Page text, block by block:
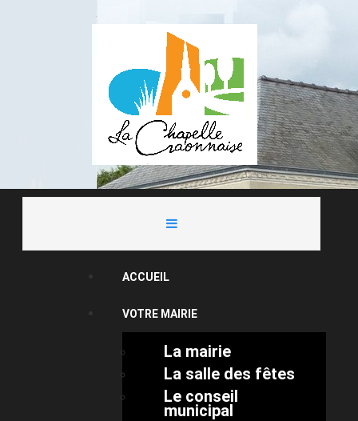
ACCUEIL
VOTRE MAIRIE
La mairie
La salle des fêtes
Le conseil
municipal